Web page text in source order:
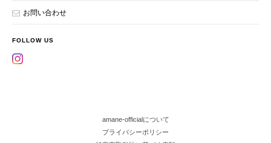
お問い合わせ
FOLLOW US
amane-officialについて
プライバシーポリシー